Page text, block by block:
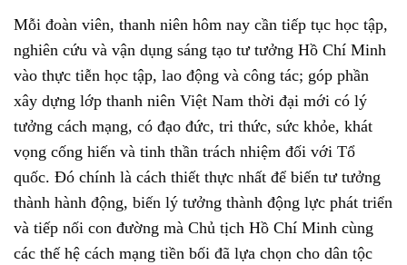
Mỗi đoàn viên, thanh niên hôm nay cần tiếp tục học tập,
nghiên cứu và vận dụng sáng tạo tư tưởng Hồ Chí Minh
vào thực tiễn học tập, lao động và công tác; góp phần
xây dựng lớp thanh niên Việt Nam thời đại mới có lý
tưởng cách mạng, có đạo đức, tri thức, sức khỏe, khát
vọng cống hiến và tinh thần trách nhiệm đối với Tổ
quốc. Đó chính là cách thiết thực nhất để biến tư tưởng
thành hành động, biến lý tưởng thành động lực phát triển
và tiếp nối con đường mà Chủ tịch Hồ Chí Minh cùng
các thế hệ cách mạng tiền bối đã lựa chọn cho dân tộc